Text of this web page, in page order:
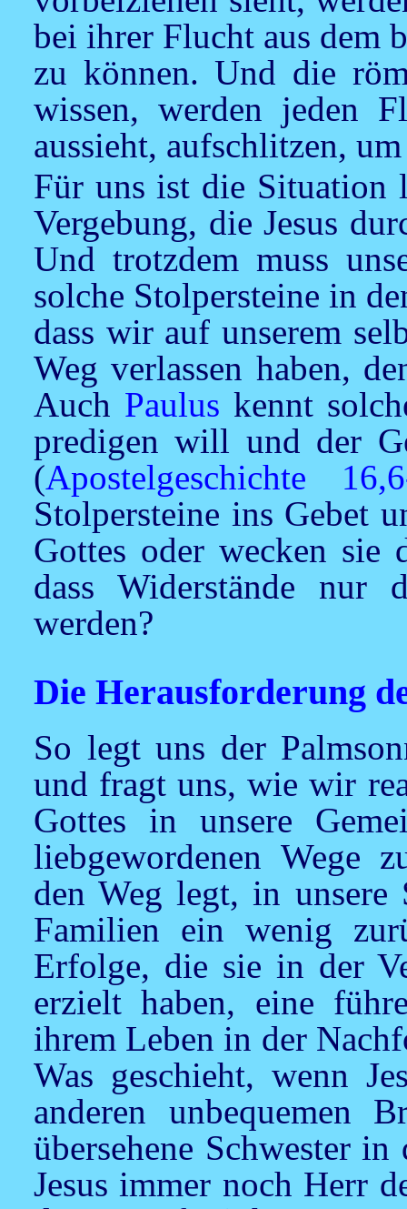
bei ihrer Flucht aus dem
zu können. Und die
wissen, werden jeden
aussieht, aufschlitzen,
Für uns ist die Situation
Vergebung, dieJesus
Und trotzdem muss
solche Stolpersteine in
dass wir auf unserem
Weg verlassen haben,
Auch Paulus kennt
predigen will und der
(Apostelgeschichte
Stolpersteine ins Gebet
Gottes oder wecken sie
dass Widerstände nur
werden?
Die Herausforderung
So legt uns der
und fragt uns, wie wir
Gottes in unsere
liebgewordenen Wege
den Weg legt, in
Familien ein wenig
Erfolge, die sie in der
erzielt haben, eine
ihrem Leben in der
Was geschieht, wenn
anderen unbequemen
übersehene Schwester
Jesus immer noch Herr